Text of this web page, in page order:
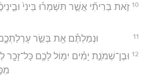
10 זֹ֣את בְּרִיתִ֞י אֲשֶׁ֣ר תִּשְׁמְר֗וּ בֵּינִי֙
11 וּנְמַלְתֶּ֕ם אֵ֖ת בְּשַׂ֣ר עָרְלַתְכֶ֑ם
12 וּבֶן־שְׁמֹנַ֣ת יָמִ֗ים יִמּ֥וֹל לָכֶ֛ם כָּל־זָכָ֖ר